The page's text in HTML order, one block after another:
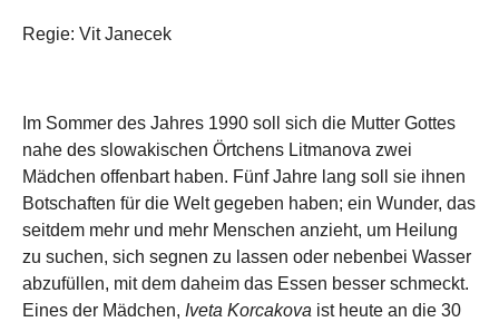
Regie: Vit Janecek
Im Sommer des Jahres 1990 soll sich die Mutter Gottes
nahe des slowakischen Örtchens Litmanova zwei
Mädchen offenbart haben. Fünf Jahre lang soll sie ihnen
Botschaften für die Welt gegeben haben; ein Wunder, das
seitdem mehr und mehr Menschen anzieht, um Heilung
zu suchen, sich segnen zu lassen oder nebenbei Wasser
abzufüllen, mit dem daheim das Essen besser schmeckt.
Eines der Mädchen, Iveta Korcakova ist heute an die 30